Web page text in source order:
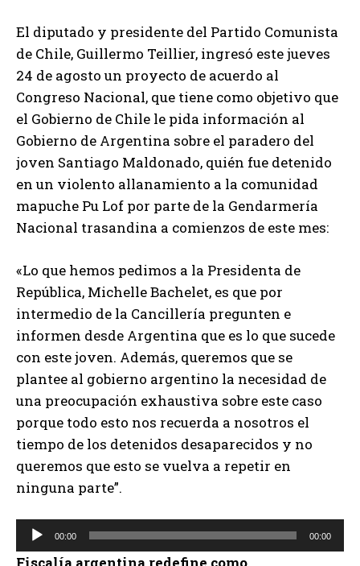
El diputado y presidente del Partido Comunista
de Chile, Guillermo Teillier, ingresó este jueves
24 de agosto un proyecto de acuerdo al
Congreso Nacional, que tiene como objetivo que
el Gobierno de Chile le pida información al
Gobierno de Argentina sobre el paradero del
joven Santiago Maldonado, quién fue detenido
en un violento allanamiento a la comunidad
mapuche Pu Lof por parte de la Gendarmería
Nacional trasandina a comienzos de este mes:
«Lo que hemos pedimos a la Presidenta de
República, Michelle Bachelet, es que por
intermedio de la Cancillería pregunten e
informen desde Argentina que es lo que sucede
con este joven. Además, queremos que se
plantee al gobierno argentino la necesidad de
una preocupación exhaustiva sobre este caso
porque todo esto nos recuerda a nosotros el
tiempo de los detenidos desaparecidos y no
queremos que esto se vuelva a repetir en
ninguna parte”.
e
00:00 00:00